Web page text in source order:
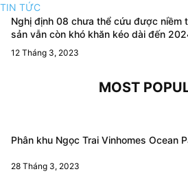
TIN TỨC
Nghị định 08 chưa thể cứu được niềm
sản vẫn còn khó khăn kéo dài đến
12 Tháng 3, 2023
MOST
Phân khu Ngọc Trai Vinhomes Ocean
28 Tháng 3, 2023